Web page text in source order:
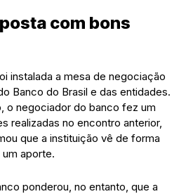
com bons
instalada a mesa de negociação
Banco do Brasil e das entidades.
o negociador do banco fez um
realizadas no encontro anterior,
que a instituição vê de forma
aporte.
ponderou, no entanto, que a